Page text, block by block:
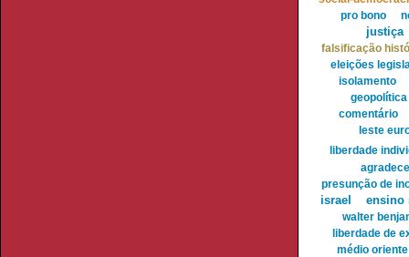
pro bono
justiça
falsificação
eleições
isolamento
geopolítica
comentário
leste
liberdade
presunção de
israel ensino
walter
liberdade de
médio oriente